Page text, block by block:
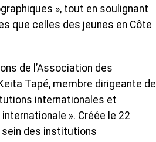
», tout en soulignant
que celles des jeunes en Côte
de l’Association des
Tapé, membre dirigeante de
internationales et
». Créée le 22
sein des institutions